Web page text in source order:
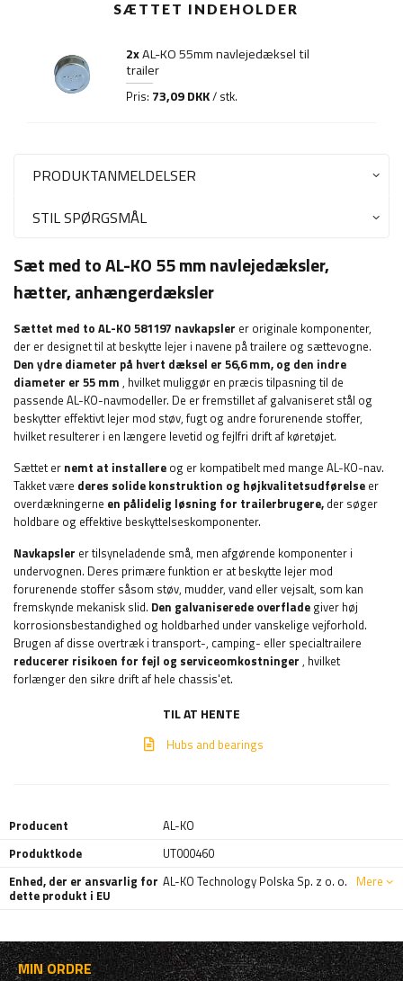
SÆTTET INDEHOLDER
2xAL-KO 55mm navlejedæksel til
trailer
Pris: 73,09 DKK/ stk.
PRODUKTANMELDELSER
STIL SPØRGSMÅL
Sæt med to AL-KO 55 mm navlejedæksler,
hætter, anhængerdæksler
Sættet med to AL-KO 581197 navkapsler er originale komponenter,
der er designet til at beskytte lejer i navene på trailere og sættevogne.
Den ydre diameter på hvert dæksel er 56,6 mm, og den indre
diameter er 55 mm , hvilket muliggør en præcis tilpasning til de
passende AL-KO-navmodeller. De er fremstillet af galvaniseret stål og
beskytter effektivt lejer mod støv, fugt og andre forurenende stoffer,
hvilket resulterer i en længere levetid og fejlfri drift af køretøjet.
Sættet er nemt at installere og er kompatibelt med mange AL-KO-nav.
Takket være deres solide konstruktion og højkvalitetsudførelse er
overdækningerne en pålidelig løsning for trailerbrugere, der søger
holdbare og effektive beskyttelseskomponenter.
Navkapsler er tilsyneladende små, men afgørende komponenter i
undervognen. Deres primære funktion er at beskytte lejer mod
forurenende stoffer såsom støv, mudder, vand eller vejsalt, som kan
fremskynde mekanisk slid. Den galvaniserede overflade giver høj
korrosionsbestandighed og holdbarhed under vanskelige vejforhold.
Brugen af ​​disse overtræk i transport-, camping- eller specialtrailere
reducerer risikoen for fejl og serviceomkostninger , hvilket
forlænger den sikre drift af hele chassis'et.
TIL AT HENTE
Hubs and bearings
Producent
AL-KO
Produktkode
UT000460
Enhed, der er ansvarlig for
dette produkt i EU
AL-KO Technology Polska Sp. z o. o. Mere
MIN ORDRE